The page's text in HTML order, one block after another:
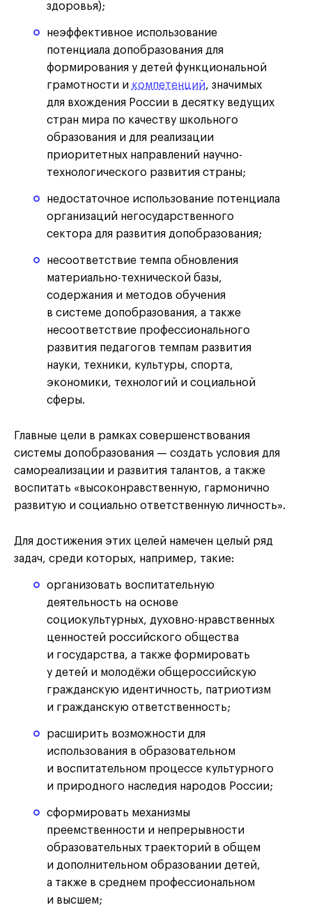
здоровья);
неэффективное использование
потенциала допобразования для
формирования у детей функциональной
грамотности и компетенций, значимых
для вхождения России в десятку ведущих
стран мира по качеству школьного
образования и для реализации
приоритетных направлений научно-
технологического развития страны;
недостаточное использование потенциала
организаций негосударственного
сектора для развития допобразования;
несоответствие темпа обновления
материально-технической базы,
содержания и методов обучения
в системе допобразования, а также
несоответствие профессионального
развития педагогов темпам развития
науки, техники, культуры, спорта,
экономики, технологий и социальной
сферы.
Главные цели в рамках совершенствования
системы допобразования — создать условия для
самореализации и развития талантов, а также
воспитать «высоконравственную, гармонично
развитую и социально ответственную личность».
Для достижения этих целей намечен целый ряд
задач, среди которых, например, такие:
организовать воспитательную
деятельность на основе
социокультурных, духовно-нравственных
ценностей российского общества
и государства, а также формировать
у детей и молодёжи общероссийскую
гражданскую идентичность, патриотизм
и гражданскую ответственность;
расширить возможности для
использования в образовательном
и воспитательном процессе культурного
и природного наследия народов России;
сформировать механизмы
преемственности и непрерывности
образовательных траекторий в общем
и дополнительном образовании детей,
а также в среднем профессиональном
и высшем;